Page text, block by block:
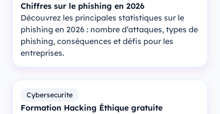
Chiffres sur le phishing en 2026
Découvrez les principales statistiques sur le
phishing en 2026 : nombre d’attaques, types de
phishing, conséquences et défis pour les
entreprises.
Cybersecurite
Formation Hacking Éthique gratuite